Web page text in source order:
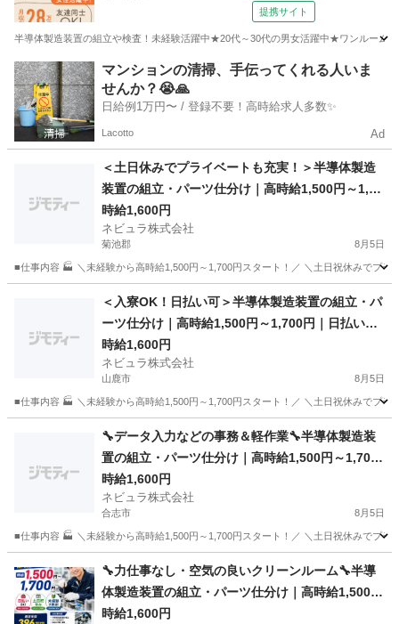
提携サイト
半導体製造装置の組立や検査！未経験活躍中★20代～30代の男女活躍中★ワンルーム
熊本 その他
マンションの清掃、手伝ってくれる人いま
せんか？😭🙏
日給例1万円〜 / 登録不要！高時給求人多数✨
Lacotto Ad
＜土日休みでプライベートも充実！＞半導体製造
装置の組立・パーツ仕分け｜高時給1,500円～1,70
0円｜日払いOK｜土日祝休み｜熊本県菊池市【13
9985】
時給1,600円
ネビュラ株式会社
菊池郡 8月5日
■仕事内容 🏭 ＼未経験から高時給1,500円～1,700円スタート！／ ＼土日祝休みでプ
軽作業 オンライン
＜入寮OK！日払い可＞半導体製造装置の組立・パ
ーツ仕分け｜高時給1,500円～1,700円｜日払いOK
｜土日祝休み｜熊本県菊池市【139985】
時給1,600円
ネビュラ株式会社
山鹿市 8月5日
■仕事内容 🏭 ＼未経験から高時給1,500円～1,700円スタート！／ ＼土日祝休みでプ
軽作業 オンライン
🔧データ入力などの事務＆軽作業🔧半導体製造装
置の組立・パーツ仕分け｜高時給1,500円～1,700
円｜日払いOK｜土日祝休み｜熊本県菊池市【139
985】
時給1,600円
ネビュラ株式会社
合志市 8月5日
■仕事内容 🏭 ＼未経験から高時給1,500円～1,700円スタート！／ ＼土日祝休みでプ
軽作業 オンライン
🔧力仕事なし・空気の良いクリーンルーム🔧半導
体製造装置の組立・パーツ仕分け｜高時給1,500円
～1,700円｜日払いOK｜土日祝休み｜熊本県菊池
時給1,600円